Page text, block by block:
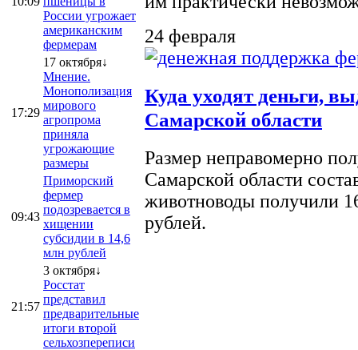
России угрожает
американским
фермерам
17:29
17 октября↓
Мнение.
Монополизация
мирового
агропрома
приняла
угрожающие
размеры
09:43
Приморский
фермер
подозревается в
хищении
субсидии в 14,6
млн рублей
21:57
3 октября↓
Росстат
представил
предварительные
итоги второй
сельхозпереписи
24 февраля
Куда уходят деньги,
Самарской области
Размер неправомерно
Самарской области
животноводы получили
рублей.